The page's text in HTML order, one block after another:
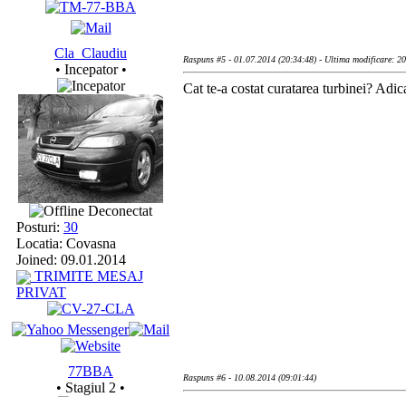
Cla_Claudiu
• Incepator •
Deconectat
Posturi: 30
Locatia: Covasna
Joined: 09.01.2014
TRIMITE MESAJ
PRIVAT
Raspuns #5 - 01.07.2014 (20:34:48) - Ultima modificare:
Cat te-a costat curatarea turbinei?
77BBA
• Stagiul 2 •
Raspuns #6 - 10.08.2014 (09:01:44)